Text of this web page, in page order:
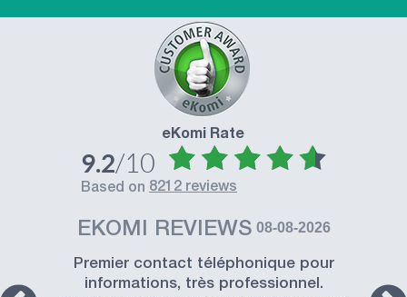
eKomi Rate
9.2/10
based on 8212 reviews
EKOMI REVIEWS 08-08-2026
Premier contact téléphonique pour
informations, très professionnel.